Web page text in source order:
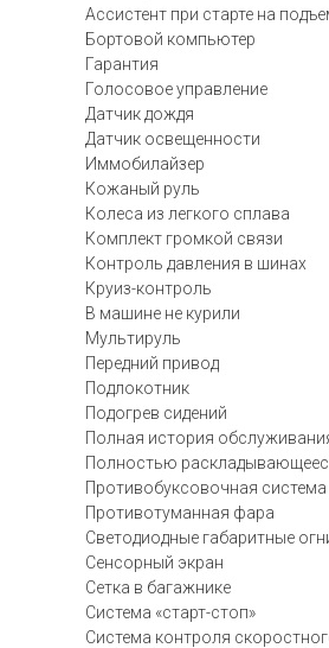
Ассистент при старте на
Бортовой компьютер
Гарантия
Голосовое управление
Датчик дождя
Датчик освещенности
Иммобилайзер
Кожаный руль
Колеса из легкого сплава
Комплект громкой связи
Контроль давления в шинах
Круиз-контроль
В машине не курили
Мультируль
Передний привод
Подлокотник
Подогрев сидений
Полная история
Полностью
Противобуксовочная система
Противотуманная фара
Светодиодные габаритные
Сенсорный экран
Сетка в багажнике
Система «старт-стоп»
Система контроля